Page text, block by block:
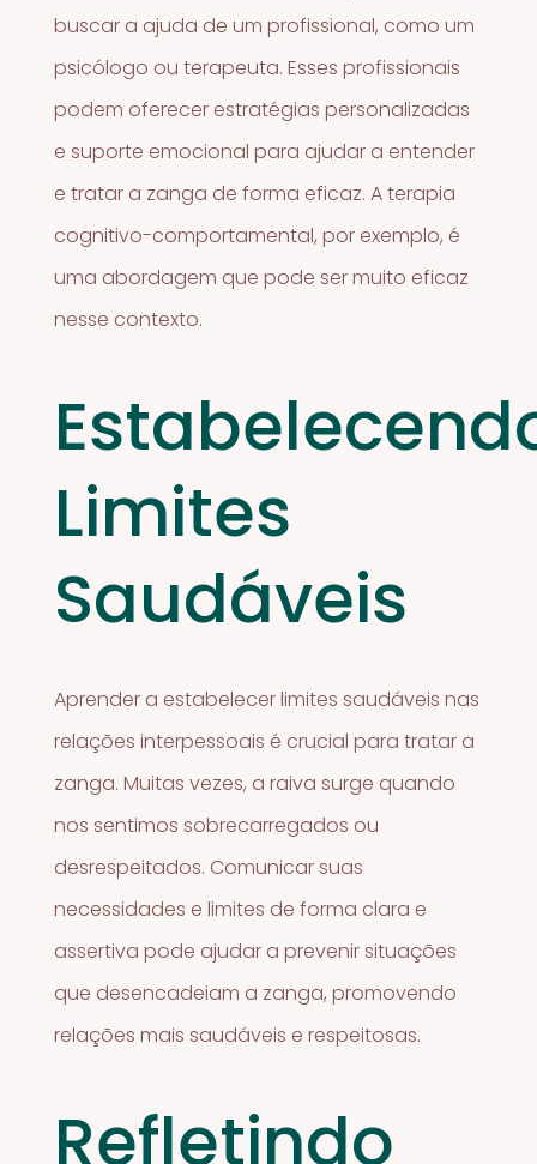
buscar a ajuda de um profissional, como um
psicólogo ou terapeuta. Esses profissionais
podem oferecer estratégias personalizadas
e suporte emocional para ajudar a entender
e tratar a zanga de forma eficaz. A terapia
cognitivo-comportamental, por exemplo, é
uma abordagem que pode ser muito eficaz
nesse contexto.
Limites
Saudáveis
Aprender a estabelecer limites saudáveis nas
relações interpessoais é crucial para tratar a
zanga. Muitas vezes, a raiva surge quando
nos sentimos sobrecarregados ou
desrespeitados. Comunicar suas
necessidades e limites de forma clara e
assertiva pode ajudar a prevenir situações
que desencadeiam a zanga, promovendo
relações mais saudáveis e respeitosas.
Refletindo